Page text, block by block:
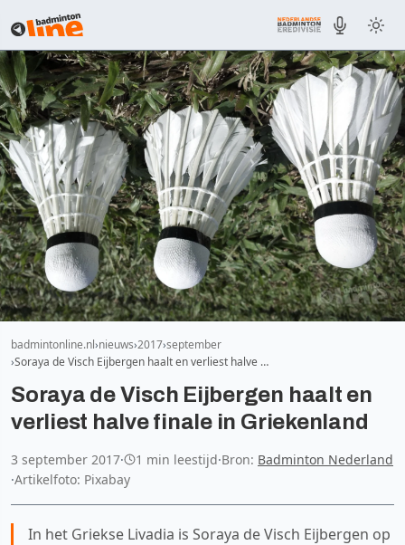
badmintonline.nl nieuws 2017 september
Soraya de Visch Eijbergen haalt en verliest halve …
Soraya de Visch Eijbergen haalt en
verliest halve finale in Griekenland
3 september 2017· 1 min leestijd·Bron: Badminton Nederland
·Artikelfoto: Pixabay
In het Griekse Livadia is Soraya de Visch Eijbergen op